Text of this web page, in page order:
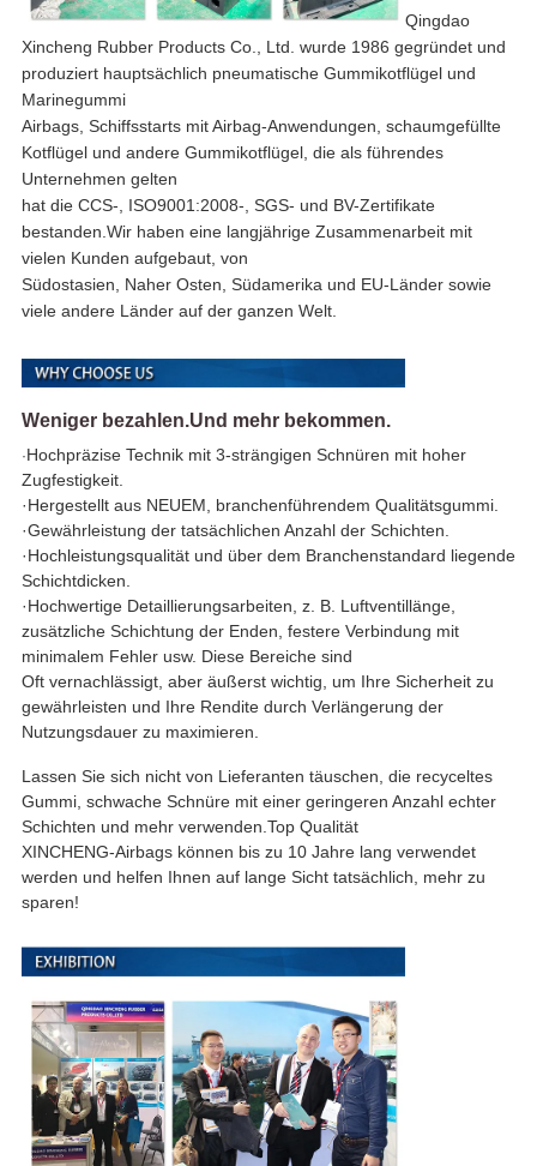
Qingdao
Xincheng Rubber Products Co., Ltd. wurde 1986 gegründet und
produziert hauptsächlich pneumatische Gummikotflügel und
Marinegummi
Airbags, Schiffsstarts mit Airbag-Anwendungen, schaumgefüllte
Kotflügel und andere Gummikotflügel, die als führendes
Unternehmen gelten
hat die CCS-, ISO9001:2008-, SGS- und BV-Zertifikate
bestanden.Wir haben eine langjährige Zusammenarbeit mit
vielen Kunden aufgebaut, von
Südostasien, Naher Osten, Südamerika und EU-Länder sowie
viele andere Länder auf der ganzen Welt.
Weniger bezahlen.Und mehr bekommen.
·Hochpräzise Technik mit 3-strängigen Schnüren mit hoher
Zugfestigkeit.
·Hergestellt aus NEUEM, branchenführendem Qualitätsgummi.
·Gewährleistung der tatsächlichen Anzahl der Schichten.
·Hochleistungsqualität und über dem Branchenstandard liegende
Schichtdicken.
·Hochwertige Detaillierungsarbeiten, z. B. Luftventillänge,
zusätzliche Schichtung der Enden, festere Verbindung mit
minimalem Fehler usw. Diese Bereiche sind
Oft vernachlässigt, aber äußerst wichtig, um Ihre Sicherheit zu
gewährleisten und Ihre Rendite durch Verlängerung der
Nutzungsdauer zu maximieren.
Lassen Sie sich nicht von Lieferanten täuschen, die recyceltes
Gummi, schwache Schnüre mit einer geringeren Anzahl echter
Schichten und mehr verwenden.Top Qualität
XINCHENG-Airbags können bis zu 10 Jahre lang verwendet
werden und helfen Ihnen auf lange Sicht tatsächlich, mehr zu
sparen!